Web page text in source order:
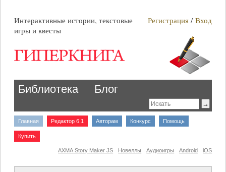
Интерактивные истории, текстовые
игры и квесты
Регистрация /Вход
Библиотека Блог
Главная Редактор 6.1 Авторам Конкурс Помощь
Купить
iOS
Android
Аудиоигры
Новеллы
AXMA Story Maker JS